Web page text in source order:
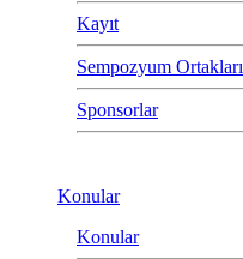
Kayıt
Sempozyum Ortakları
Sponsorlar
Konular
Konular